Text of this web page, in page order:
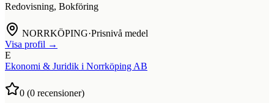
Redovisning, Bokföring
NORRKÖPING·Prisnivå medel
Visa profil →
E
Ekonomi & Juridik i Norrköping AB
0 (0 recensioner)